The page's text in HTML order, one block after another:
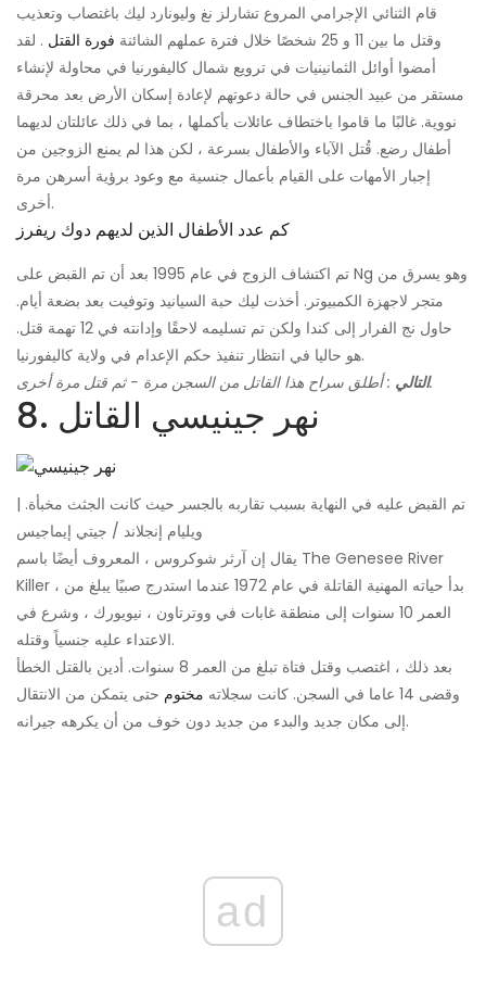
قام الثنائي الإجرامي المروع تشارلز نغ وليونارد ليك باغتصاب وتعذيب
وقتل ما بين 11 و 25 شخصًا خلال فترة عملهم الشائنة
فورة القتل . لقد
أمضوا أوائل الثمانينيات في ترويع شمال كاليفورنيا في محاولة لإنشاء
مستقر من عبيد الجنس في حالة دعوتهم لإعادة إسكان الأرض بعد محرقة
نووية. غالبًا ما قاموا باختطاف عائلات بأكملها ، بما في ذلك عائلتان لديهما
أطفال رضع. قُتل الآباء والأطفال بسرعة ، لكن هذا لم يمنع الزوجين من
إجبار الأمهات على القيام بأعمال جنسية مع وعود برؤية أسرهن مرة
أخرى.
كم عدد الأطفال الذين لديهم دوك ريفرز
تم اكتشاف الزوج في عام 1995 بعد أن تم القبض على Ng وهو يسرق من
متجر لاجهزة الكمبيوتر. أخذت ليك حبة السيانيد وتوفيت بعد بضعة أيام.
حاول نج الفرار إلى كندا ولكن تم تسليمه لاحقًا وإدانته في 12 تهمة قتل.
هو حاليا في انتظار تنفيذ حكم الإعدام في ولاية كاليفورنيا.
التالي: أطلق سراح هذا القاتل من السجن مرة - ثم قتل مرة أخرى.
8. نهر جينيسي القاتل
تم القبض عليه في النهاية بسبب تقاربه بالجسر حيث كانت الجثث مخبأة. |
ويليام إنجلاند / جيتي إيماجيس
يقال إن آرثر شوكروس ، المعروف أيضًا باسم The Genesee River
Killer ، بدأ حياته المهنية القاتلة في عام 1972 عندما استدرج صبيًا يبلغ من
العمر 10 سنوات إلى منطقة غابات في ووترتاون ، نيويورك ، وشرع في
الاعتداء عليه جنسياً وقتله.
بعد ذلك ، اغتصب وقتل فتاة تبلغ من العمر 8 سنوات. أدين بالقتل الخطأ
وقضى 14 عاما في السجن. كانت سجلاته
مختوم حتى يتمكن من الانتقال
إلى مكان جديد والبدء من جديد دون خوف من أن يكرهه جيرانه.
ad